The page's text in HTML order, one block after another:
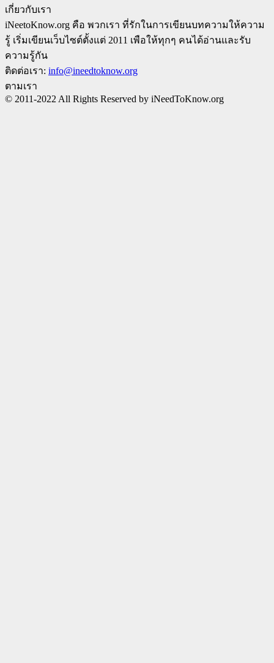
เกี่ยวกับเรา
iNeetoKnow.org คือ พวกเรา ที่รักในการเขียนบทความให้ความ
รู้ เริ่มเขียนเว็บไซต์ตั้งแต่ 2011 เพือให้ทุกๆ คนได้อ่านและรับ
ความรู้กัน
ติดต่อเรา: info@ineedtoknow.org
ตามเรา
© 2011-2022 All Rights Reserved by iNeedToKnow.org